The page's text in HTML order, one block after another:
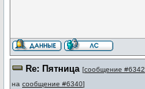
Re: Пятница [сообщение #6342
на сообщение #6340]